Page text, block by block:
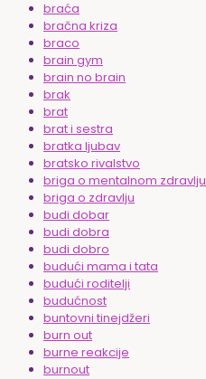
braća
bračna kriza
braco
brain gym
brain no brain
brak
brat
brat i sestra
bratka ljubav
bratsko rivalstvo
briga o mentalnom zdravlju
briga o zdravlju
budi dobar
budi dobra
budi dobro
budući mama i tata
budući roditelji
budućnost
buntovni tinejdžeri
burn out
burne reakcije
burnout